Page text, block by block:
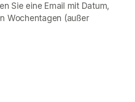
Sie eine Email mit Datum,
Wochentagen (außer